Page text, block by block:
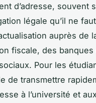
d’adresse, souvent
légale qu’il ne
auprès de
fiscale, des
Pour les
de transmettre
à l’université et